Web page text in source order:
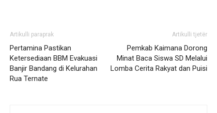
Artikulli paraprak
Pertamina Pastikan
Ketersediaan BBM Evakuasi
Banjir Bandang di Kelurahan
Rua Ternate
Artikulli tjetër
Pemkab Kaimana Dorong
Minat Baca Siswa SD Melalui
Lomba Cerita Rakyat dan Puisi